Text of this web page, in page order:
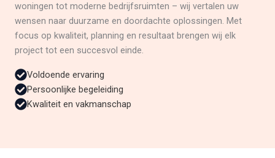
woningen tot moderne bedrijfsruimten – wij vertalen uw
wensen naar duurzame en doordachte oplossingen. Met
focus op kwaliteit, planning en resultaat brengen wij elk
project tot een succesvol einde.
Voldoende ervaring
Persoonlijke begeleiding
Kwaliteit en vakmanschap